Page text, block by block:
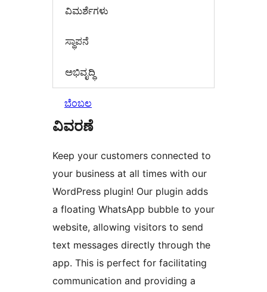
‍ವಿಮರ್ಶೆಗಳು‍
ಸ್ಥಾಪನೆ
ಅಭಿವೃದ್ಧಿ
ಬೆಂಬಲ
ವಿವರಣೆ
Keep your customers connected to
your business at all times with our
WordPress plugin! Our plugin adds
a floating WhatsApp bubble to your
website, allowing visitors to send
text messages directly through the
app. This is perfect for facilitating
communication and providing a